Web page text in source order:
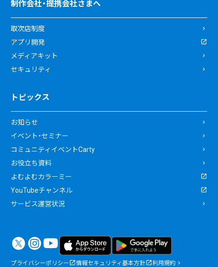
制作会社・提携会社さまへ
取次店制度
アプリ開発
メディアキット
セキュリティ
トピックス
お知らせ
イベント・セミナー
コミュニティイベントCarty
お役立ち資料
よむよむカラーミー
YouTubeチャンネル
サービス運営状況
プライバシーポリシー 情報セキュリティ基本方針
利用規約